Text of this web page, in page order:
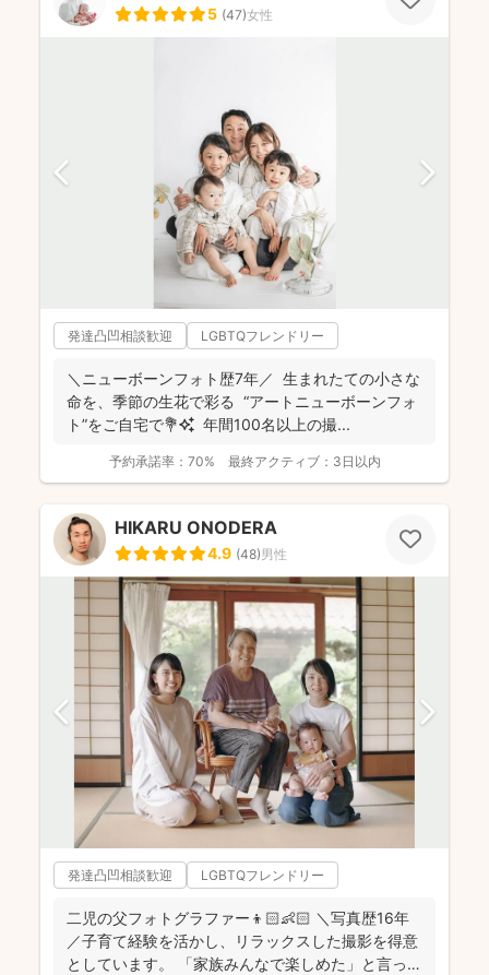
5 (47)女性
発達凸凹相談歓迎 LGBTQフレンドリー
＼ニューボーンフォト歴7年／ 生まれたての小さな
命を、季節の生花で彩る “アートニューボーンフォ
ト”をご自宅で💐✨ 年間100名以上の撮...
予約承諾率： 70% 最終アクティブ： 3日以内
HIKARU ONODERA
4.9 (48)男性
発達凸凹相談歓迎 LGBTQフレンドリー
二児の父フォトグラファー👦🏻👶🏻 ＼写真歴16年
／子育て経験を活かし、リラックスした撮影を得意
としています。 「家族みんなで楽しめた」と言って